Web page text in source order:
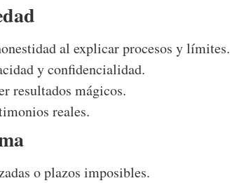
al explicar procesos y límites.
y confidencialidad.
resultados mágicos.
reales.
o plazos imposibles.